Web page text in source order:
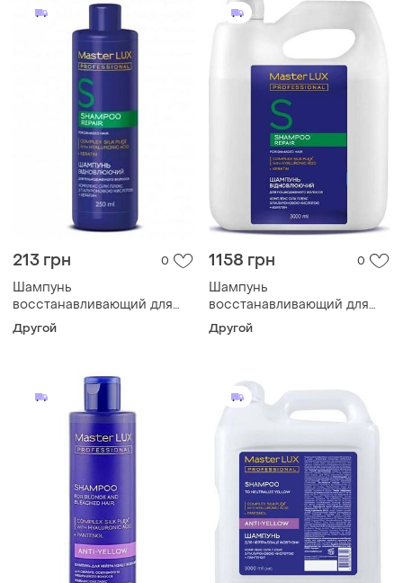
213 грн 0
Шампунь
восстанавливающий для
поврежденных волос
master lux professional, 250
Другой
1158 грн 0
Шампунь
восстанавливающий для
поврежденных волос repair
master lux 3000 мл
Другой